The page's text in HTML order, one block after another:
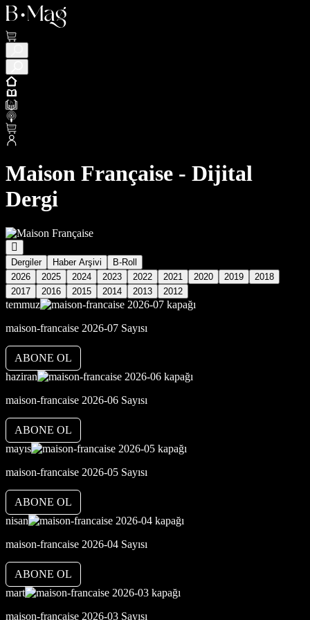
Maison Française - Dijital
Dergi
Dergiler Haber Arşivi
B-Roll
2026
2025 2024 2023 2022 2021 2020 2019
2018
2017
2016 2015 2014 2013 2012
temmuz
maison-francaise 2026-07 Sayısı
ABONE OL
haziran
maison-francaise 2026-06 Sayısı
ABONE OL
mayıs
maison-francaise 2026-05 Sayısı
ABONE OL
nisan
maison-francaise 2026-04 Sayısı
ABONE OL
mart
maison-francaise 2026-03 Sayısı